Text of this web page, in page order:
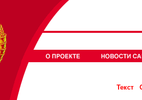
Текст